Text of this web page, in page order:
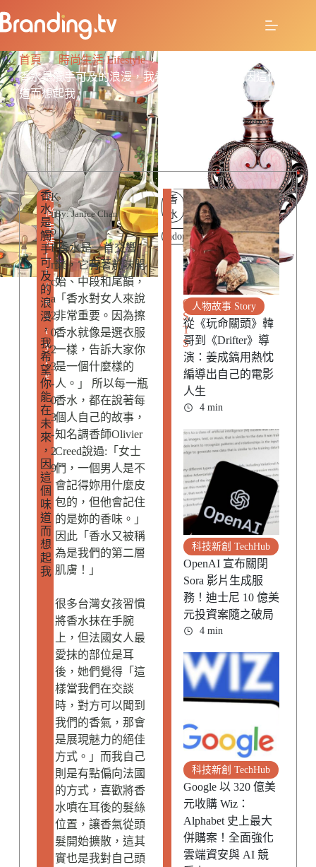
首頁
時尚生活 Lifestyle
香水是觸手可及的浪漫，我希望你能在未來，因這個味
道而想起我
時
尚
生
活
L
i
f
e
s
t
y
l
e
香
水
是
觸
手
可
及
的
浪
漫
，
我
希
望
你
能
在
未
來
，
因
這
個
味
道
而
想
起
我
K
u
o
E
ri
c
a
2
0
2
3
-
0
3
-
2
9
By: Janice Chan
香水是一首交響
樂，它有著前味開
始、中段和尾韻，
「香水對女人來說
非常重要。因為擦
香水就像是選衣服
一樣，告訴大家你
是一個什麼樣的
人。」 所以每一瓶
香水，都在說著每
個人自己的故事，
知名調香師Olivier
Creed說過:「女士
們，一個男人是不
會記得妳用什麼皮
包的，但他會記住
的是妳的香味。」
因此「香水又被稱
為是我們的第二層
肌膚！」
很多台灣女孩習慣
將香水抹在手腕
上，但法國女人最
愛抹的部位是耳
後，她們覺得「這
樣當我們在交談
時，對方可以聞到
我們的香氣，那會
是展現魅力的絕佳
方式。」而我自己
則是有點偏向法國
的方式，喜歡將香
水噴在耳後的髮絲
位置，讓香氣從頭
髮開始擴散，這其
實也是我對自己頭
香
水
adopt
R
E
L
A
T
E
D
P
O
S
T
S
人物故事 Story
從《玩命關頭》韓
哥到《Drifter》導
演：姜成鎬用熱忱
編導出自己的電影
人生
4 min
科技新創 TechHub
OpenAI 宣布關閉
Sora 影片生成服
務！迪士尼 10 億美
元投資案隨之破局
4 min
科技新創 TechHub
Google 以 320 億美
元收購 Wiz：
Alphabet 史上最大
併購案！全面強化
雲端資安與 AI 競